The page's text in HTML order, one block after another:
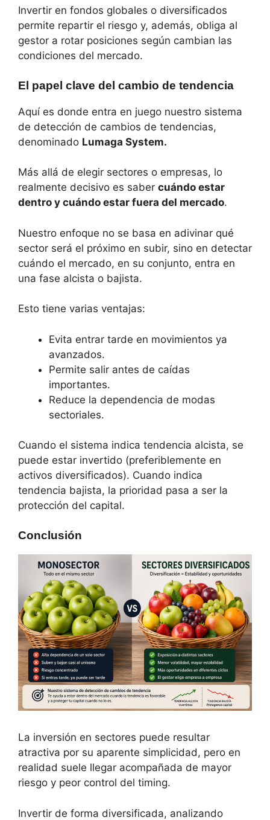
Invertir en fondos globales o diversificados
permite repartir el riesgo y, además, obliga al
gestor a rotar posiciones según cambian las
condiciones del mercado.
El papel clave del cambio de tendencia
Aquí es donde entra en juego nuestro sistema
de detección de cambios de tendencias,
denominado Lumaga System.
Más allá de elegir sectores o empresas, lo
realmente decisivo es saber cuándo estar
dentro y cuándo estar fuera del mercado.
Nuestro enfoque no se basa en adivinar qué
sector será el próximo en subir, sino en detectar
cuándo el mercado, en su conjunto, entra en
una fase alcista o bajista.
Esto tiene varias ventajas:
Evita entrar tarde en movimientos ya
avanzados.
Permite salir antes de caídas
importantes.
Reduce la dependencia de modas
sectoriales.
Cuando el sistema indica tendencia alcista, se
puede estar invertido (preferiblemente en
activos diversificados). Cuando indica
tendencia bajista, la prioridad pasa a ser la
protección del capital.
Conclusión
La inversión en sectores puede resultar
atractiva por su aparente simplicidad, pero en
realidad suele llegar acompañada de mayor
riesgo y peor control del timing.
Invertir de forma diversificada, analizando